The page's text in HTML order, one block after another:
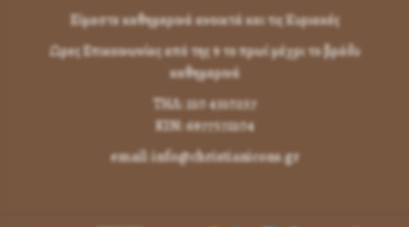
Είμαστε καθημερινά ανοικτά και τις Κυριακές
Ωρες Επικοινωνίας από της 9 το πρωί μέχρι το βράδυ
καθημερινά
ΤΗΛ: 210 4310257
KIN: 6977572104
email: info@christianicons.gr